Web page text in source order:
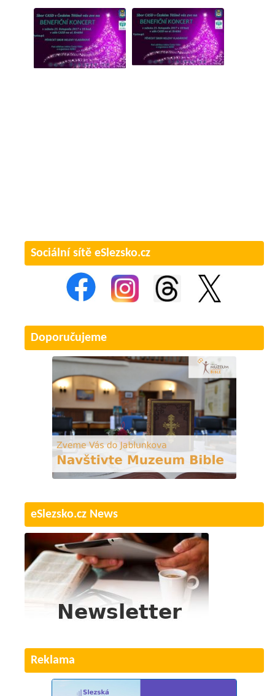
Sociální sítě eSlezsko.cz
Doporučujeme
eSlezsko.cz News
Reklama